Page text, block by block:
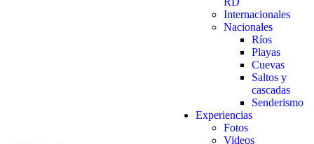
Internacionales
Nacionales
Ríos
Playas
Cuevas
Saltos y
cascadas
Senderismo
Experiencias
Fotos
Videos